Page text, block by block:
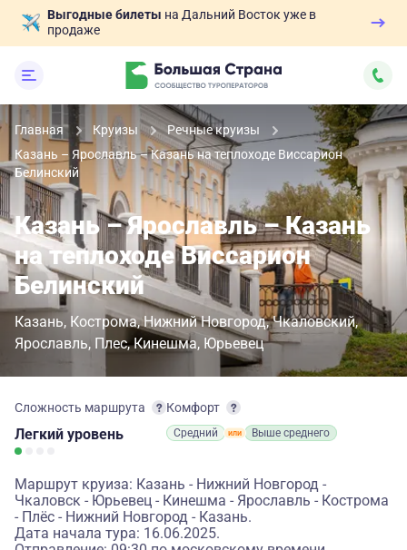
Выгодные билеты на Дальний Восток уже в
продаже
Главная Круизы
Речные круизы
Казань – Ярославль – Казань на теплоходе Виссарион
Белинский
Казань – Ярославль – Казань
на теплоходе Виссарион
Белинский
Казань Кострома Нижний Новгород Чкаловский
Ярославль Плес Кинешма Юрьевец
Сложность маршрута
Легкий уровень
Комфорт
Средний Выше среднего
Маршрут круиза: Казань - Нижний Новгород -
Чкаловск - Юрьевец - Кинешма - Ярославль - Кострома
- Плёс - Нижний Новгород - Казань.
Дата начала тура: 16.06.2025.